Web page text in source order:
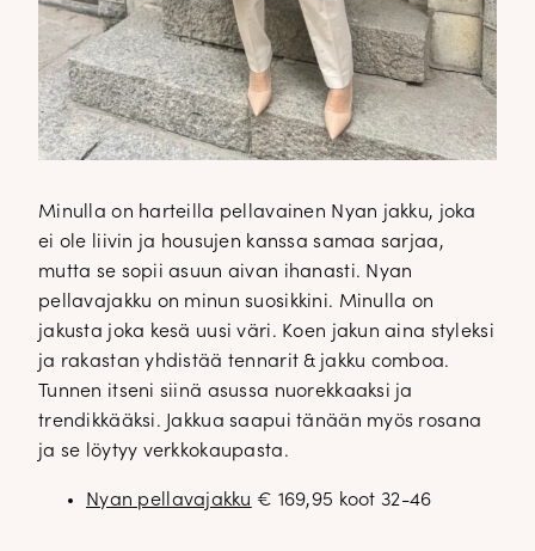
Minulla on harteilla pellavainen Nyan jakku, joka
ei ole liivin ja housujen kanssa samaa sarjaa,
mutta se sopii asuun aivan ihanasti. Nyan
pellavajakku on minun suosikkini. Minulla on
jakusta joka kesä uusi väri. Koen jakun aina styleksi
ja rakastan yhdistää tennarit & jakku comboa.
Tunnen itseni siinä asussa nuorekkaaksi ja
trendikkääksi. Jakkua saapui tänään myös rosana
ja se löytyy verkkokaupasta.
Nyan pellavajakku € 169,95 koot 32-46